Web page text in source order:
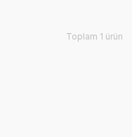
Toplam 1 ürün